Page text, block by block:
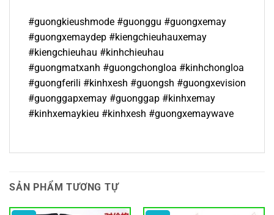
#guongkieushmode #guonggu #guongxemay
#guongxemaydep #kiengchieuhauxemay
#kiengchieuhau #kinhchieuhau
#guongmatxanh #guongchongloa #kinhchongloa
#guongferili #kinhxesh #guongsh #guongxevision
#guonggapxemay #guonggap #kinhxemay
#kinhxemaykieu #kinhxesh #guongxemaywave
SẢN PHẨM TƯƠNG TỰ